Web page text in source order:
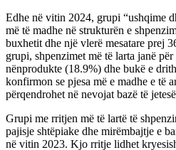
Edhe në vitin 2024, grupi “ushqime
më të madhe në strukturën e
buxhetit dhe një vlerë mesatare prej
grupi, shpenzimet më të larta janë
nënprodukte (18.9%) dhe bukë e
konfirmon se pjesa më e madhe e të
përqendrohet në nevojat bazë të
Grupi me rritjen më të lartë të
pajisje shtëpiake dhe mirëmbajtje e
në vitin 2023. Kjo rritje lidhet